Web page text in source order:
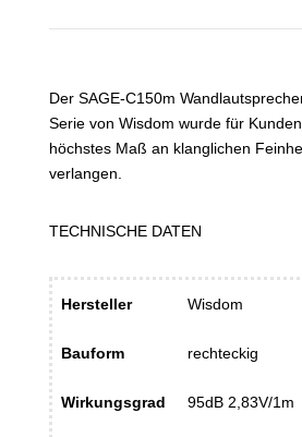
Der SAGE-C150m
Serie von Wisdom wurde für
höchstes Maß an klanglichen
verlangen.
TECHNISCHE DATEN
Hersteller Wisdom
Bauform rechteckig
Wirkungsgrad 95dB 2,83V/1m